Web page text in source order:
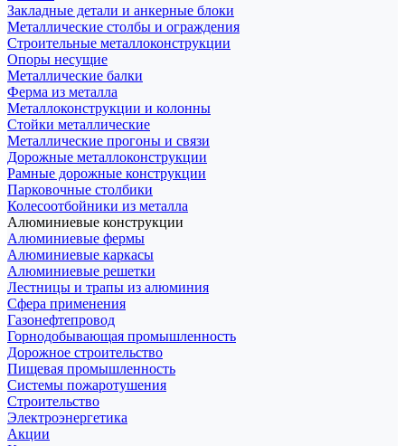
Закладные детали и анкерные блоки
Металлические столбы и ограждения
Строительные металлоконструкции
Опоры несущие
Металлические балки
Ферма из металла
Металлоконструкции и колонны
Стойки металлические
Металлические прогоны и связи
Дорожные металлоконструкции
Рамные дорожные конструкции
Парковочные столбики
Колесоотбойники из металла
Алюминиевые конструкции
Алюминиевые фермы
Алюминиевые каркасы
Алюминиевые решетки
Лестницы и трапы из алюминия
Сфера применения
Газонефтепровод
Горнодобывающая промышленность
Дорожное строительство
Пищевая промышленность
Системы пожаротушения
Строительство
Электроэнергетика
Акции